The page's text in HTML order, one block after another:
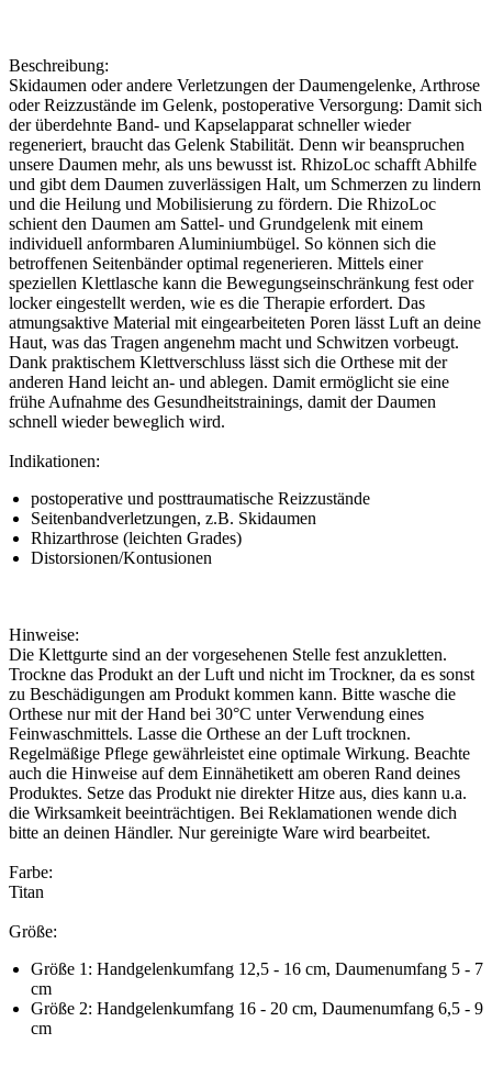
Beschreibung:
Skidaumen oder andere Verletzungen der Daumengelenke, Arthrose
oder Reizzustände im Gelenk, postoperative Versorgung: Damit sich
der überdehnte Band- und Kapselapparat schneller wieder
regeneriert, braucht das Gelenk Stabilität. Denn wir beanspruchen
unsere Daumen mehr, als uns bewusst ist. RhizoLoc schafft Abhilfe
und gibt dem Daumen zuverlässigen Halt, um Schmerzen zu lindern
und die Heilung und Mobilisierung zu fördern. Die RhizoLoc
schient den Daumen am Sattel- und Grundgelenk mit einem
individuell anformbaren Aluminiumbügel. So können sich die
betroffenen Seitenbänder optimal regenerieren. Mittels einer
speziellen Klettlasche kann die Bewegungseinschränkung fest oder
locker eingestellt werden, wie es die Therapie erfordert. Das
atmungsaktive Material mit eingearbeiteten Poren lässt Luft an deine
Haut, was das Tragen angenehm macht und Schwitzen vorbeugt.
Dank praktischem Klettverschluss lässt sich die Orthese mit der
anderen Hand leicht an- und ablegen. Damit ermöglicht sie eine
frühe Aufnahme des Gesundheitstrainings, damit der Daumen
schnell wieder beweglich wird.
Indikationen:
postoperative und posttraumatische Reizzustände
Seitenbandverletzungen, z.B. Skidaumen
Rhizarthrose (leichten Grades)
Distorsionen/Kontusionen
Hinweise:
Die Klettgurte sind an der vorgesehenen Stelle fest anzukletten.
Trockne das Produkt an der Luft und nicht im Trockner, da es sonst
zu Beschädigungen am Produkt kommen kann. Bitte wasche die
Orthese nur mit der Hand bei 30°C unter Verwendung eines
Feinwaschmittels. Lasse die Orthese an der Luft trocknen.
Regelmäßige Pflege gewährleistet eine optimale Wirkung. Beachte
auch die Hinweise auf dem Einnähetikett am oberen Rand deines
Produktes. Setze das Produkt nie direkter Hitze aus, dies kann u.a.
die Wirksamkeit beeinträchtigen. Bei Reklamationen wende dich
bitte an deinen Händler. Nur gereinigte Ware wird bearbeitet.
Farbe:
Titan
Größe:
Größe 1: Handgelenkumfang 12,5 - 16 cm, Daumenumfang 5 - 7
cm
Größe 2: Handgelenkumfang 16 - 20 cm, Daumenumfang 6,5 - 9
cm